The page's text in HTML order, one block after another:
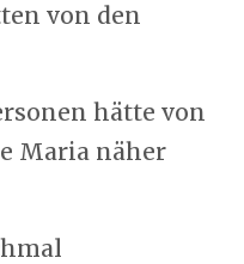
von den
hätte von
Maria näher